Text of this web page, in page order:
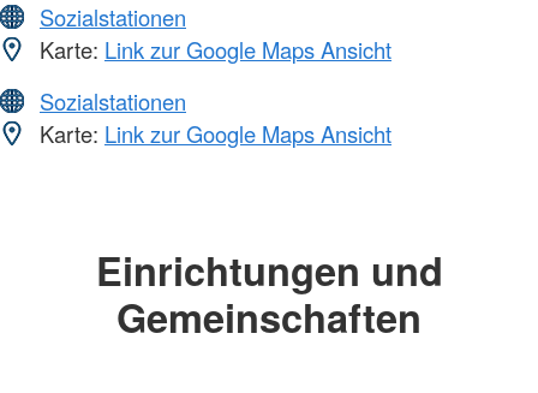
Sozialstationen
Karte: Link zur Google Maps Ansicht
Sozialstationen
Karte: Link zur Google Maps Ansicht
Einrichtungen und
Gemeinschaften